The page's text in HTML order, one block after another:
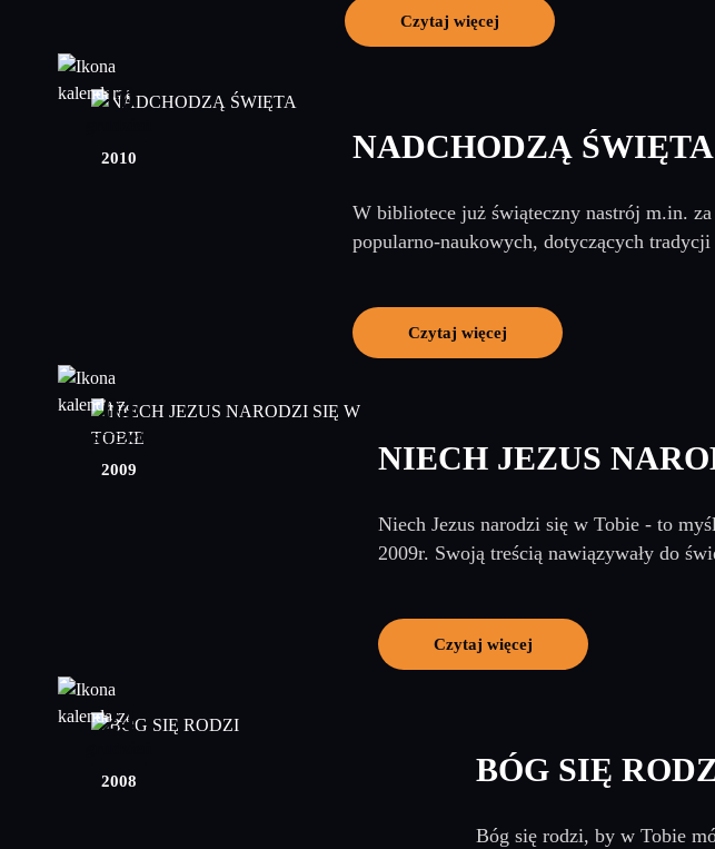
Czytaj więcej
10
2010
NADCHODZĄ ŚWIĘTA
W bibliotece już świąteczny nastrój m.in.
popularno-naukowych, dotyczących
Czytaj więcej
04
styczeń
2009
NIECH JEZUS
Niech Jezus narodzi się w Tobie - to
2009r. Swoją treścią nawiązywały do
Czytaj więcej
24
2008
BÓG SIĘ
Bóg się rodzi, by w Tobie